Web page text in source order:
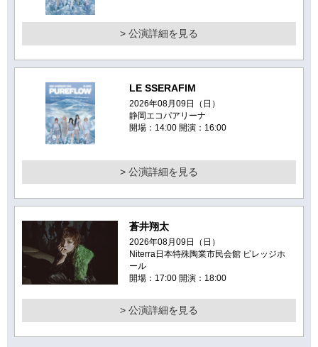
> 公演詳細を見る
LE SSERAFIM
2026年08月09日（日）
静岡エコパアリーナ
開場：14:00 開演：16:00
> 公演詳細を見る
蒼井翔太
2026年08月09日（日）
Niterra日本特殊陶業市民会館 ビレッジホ
ール
開場：17:00 開演：18:00
> 公演詳細を見る